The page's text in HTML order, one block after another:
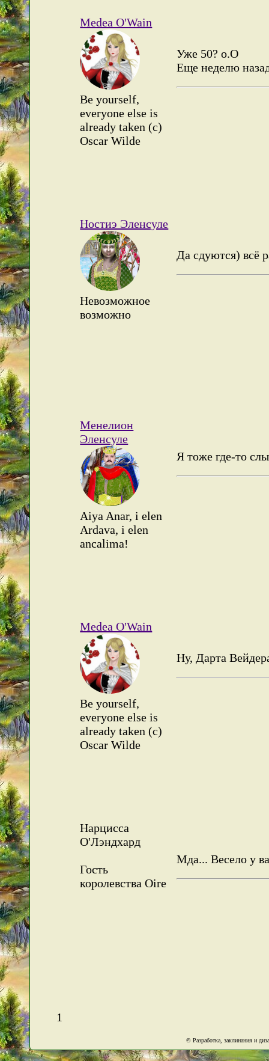
Medea O'Wain
Be yourself,
everyone else is
already taken (c)
Oscar Wilde
Уже 50? о.О
Еще неделю
Ностиэ Эленсуле
Невозможное
возможно
Да сдуются) всё
Менелион
Эленсуле
Aiya Anar, i elen
Ardava, i elen
ancalima!
Я тоже где-то
Medea O'Wain
Be yourself,
everyone else is
already taken (c)
Oscar Wilde
Ну, Дарта
Нарцисса
О'Лэндхард
Гость
королевства Oire
Мда... Весело у
1
© Разработка, заклинания и